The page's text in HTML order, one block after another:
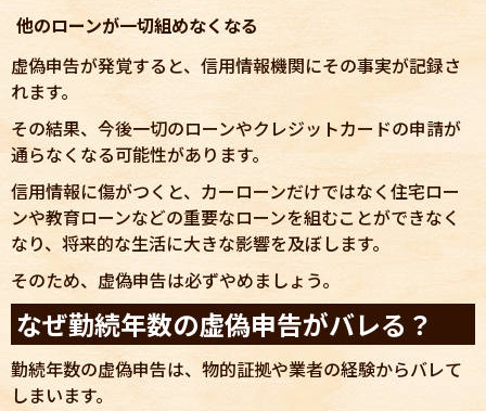
他のローンが一切組めなくなる
虚偽申告が発覚すると、信用情報機関にその事実が記録さ
れます。
その結果、今後一切のローンやクレジットカードの申請が
通らなくなる可能性があります。
信用情報に傷がつくと、カーローンだけではなく住宅ロー
ンや教育ローンなどの重要なローンを組むことができなく
なり、将来的な生活に大きな影響を及ぼします。
そのため、虚偽申告は必ずやめましょう。
なぜ勤続年数の虚偽申告がバレる？
勤続年数の虚偽申告は、物的証拠や業者の経験からバレて
しまいます。